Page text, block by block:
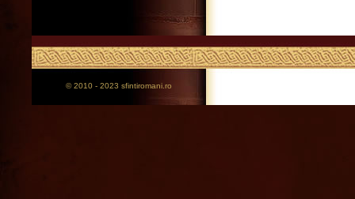
© 2010 - 2023 sfintiromani.ro